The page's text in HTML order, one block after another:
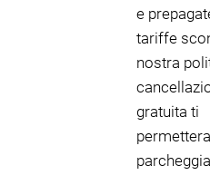
e
tariffe
nostra
gratuita ti